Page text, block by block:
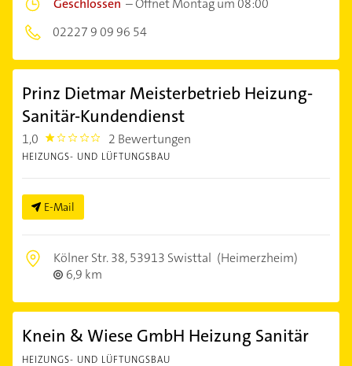
Geschlossen –Öffnet Montag um 08:00
02227 9 09 96 54
Prinz Dietmar Meisterbetrieb Heizung-
Sanitär-Kundendienst
1,0 1.0 2 Bewertungen
HEIZUNGS- UND LÜFTUNGSBAU
E-Mail
Kölner Str. 38,53913 Swisttal (Heimerzheim)
6,9 km
Knein & Wiese GmbH Heizung Sanitär
HEIZUNGS- UND LÜFTUNGSBAU